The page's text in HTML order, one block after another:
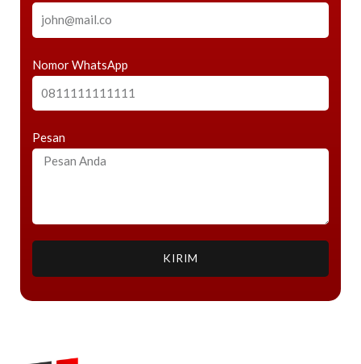
Nomor WhatsApp
Pesan
KIRIM